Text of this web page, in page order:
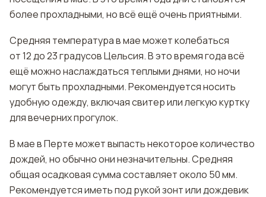
более прохладными, но всё ещё очень приятными.
Средняя температура в мае может колебаться
от 12 до 23 градусов Цельсия. В это время года всё
ещё можно наслаждаться теплыми днями, но ночи
могут быть прохладными. Рекомендуется носить
удобную одежду, включая свитер или легкую куртку
для вечерних прогулок.
В мае в Перте может выпасть некоторое количество
дождей, но обычно они незначительны. Средняя
общая осадковая сумма составляет около 50 мм.
Рекомендуется иметь под рукой зонт или дождевик